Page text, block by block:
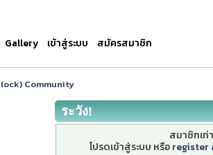
Gallery เข้าสู่ระบบ สมัครสมาชิก
Community
ระวัง!
สมาชิกเท่
โปรดเข้าสู่ระบบ หรือ register